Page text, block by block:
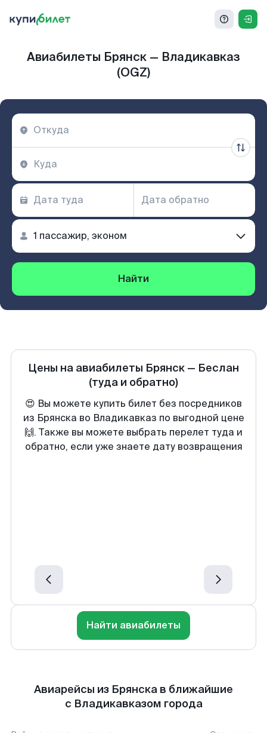
Авиабилеты Брянск — Владикавказ
(OGZ)
Найти
Цены на авиабилеты Брянск — Беслан
(туда и обратно)
😍 Вы можете купить билет без посредников
из Брянска во Владикавказ по выгодной цене
🙌. Также вы можете выбрать перелет туда и
обратно, если уже знаете дату возвращения
Найти авиабилеты
Авиарейсы из Брянска в ближайшие
с Владикавказом города